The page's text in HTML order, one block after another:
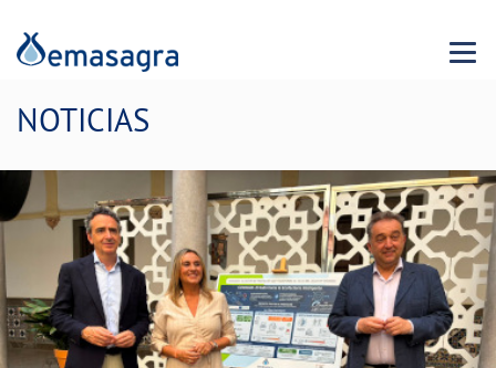
Menu
NOTICIAS